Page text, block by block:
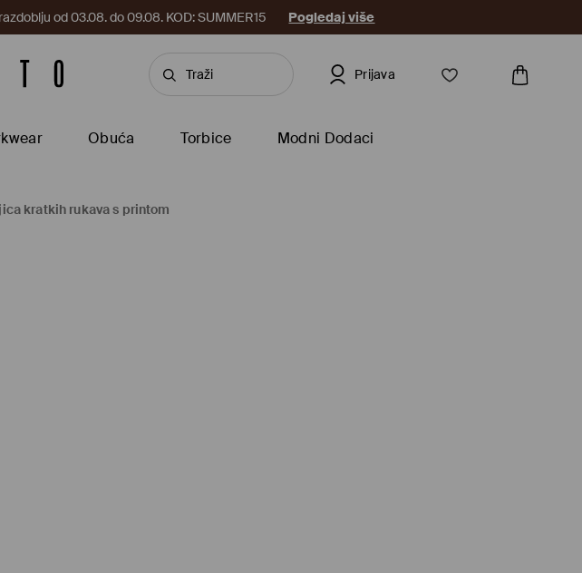
od 03.08. do 09.08. KOD: SUMMER15 Pogledaj više
Prijava
Obuća Torbice Modni Dodaci
kratkih rukava s printom